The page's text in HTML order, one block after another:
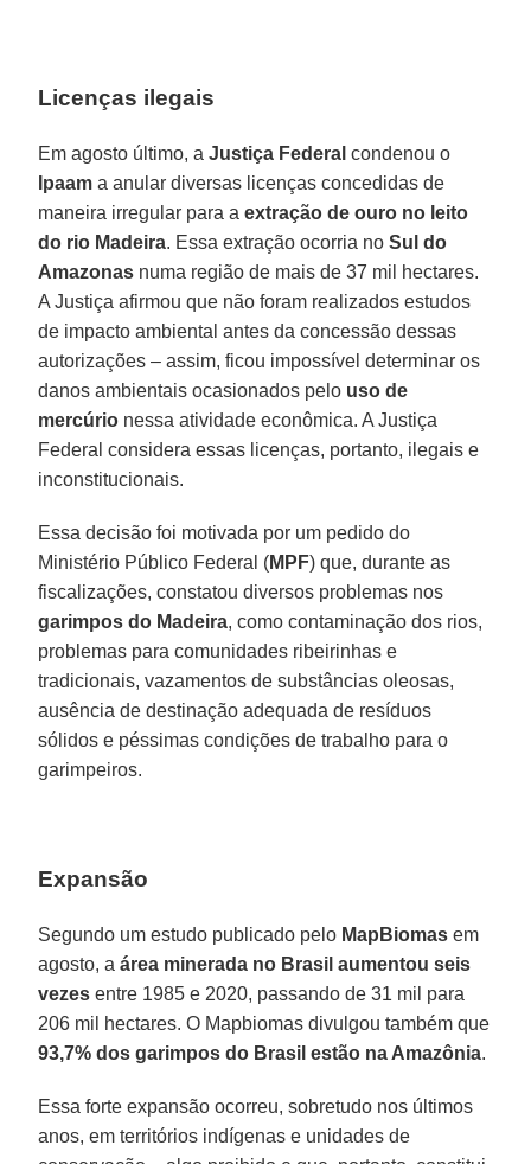
Licenças ilegais
Em agosto último, aJustiça Federal condenou o
Ipaam a anular diversas licenças concedidas de
maneira irregular para aextração de ouro no leito
do rio Madeira. Essa extração ocorria noSul do
Amazonas numa região de mais de 37 mil hectares.
A Justiça afirmou que não foram realizados estudos
de impacto ambiental antes da concessão dessas
autorizações – assim, ficou impossível determinar os
danos ambientais ocasionados pelo uso de
mercúrio nessa atividade econômica. A Justiça
Federal considera essas licenças, portanto, ilegais e
inconstitucionais.
Essa decisão foi motivada por um pedido do
Ministério Público Federal (MPF) que, durante as
fiscalizações, constatou diversos problemas nos
garimpos do Madeira, como contaminação dos rios,
problemas para comunidades ribeirinhas e
tradicionais, vazamentos de substâncias oleosas,
ausência de destinação adequada de resíduos
sólidos e péssimas condições de trabalho para o
garimpeiros.
Expansão
Segundo um estudo publicado pelo MapBiomas em
agosto, aárea minerada no Brasil aumentou seis
vezes entre 1985 e 2020, passando de 31 mil para
206 mil hectares. O Mapbiomas divulgou também que
93,7% dos garimpos do Brasil estão na Amazônia.
Essa forte expansão ocorreu, sobretudo nos últimos
anos, em territórios indígenas e unidades de